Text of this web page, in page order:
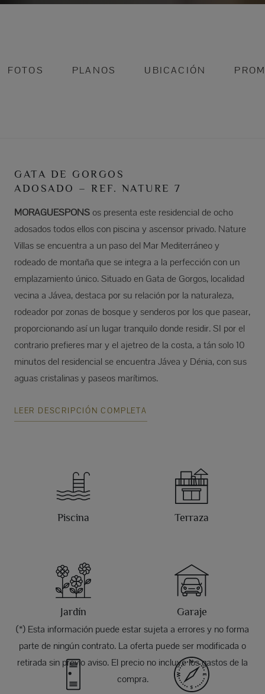
FOTOS PLANOS UBICACIÓN
GATA DE GORGOS
ADOSADO – REF. NATURE 7
MORAGUESPONS os presenta este residencial de ocho
adosados todos ellos con piscina y ascensor privado. Nature
Villas se encuentra a un paso del Mar Mediterráneo y
rodeado de montaña que se integra a la perfección con un
emplazamiento único. Situado en Gata de Gorgos, localidad
vecina a Jávea, destaca por su relación por la naturaleza,
rodeador por zonas de bosque y senderos por los que pasear,
proporcionando así un lugar tranquilo donde residir. SI por el
contrario prefieres mar y el ajetreo de la costa, a tán solo 10
minutos del residencial se encuentra Jávea y Dénia, con sus
aguas cristalinas y paseos marítimos.
LEER DESCRIPCIÓN COMPLETA
Piscina Terraza
Jardín Garaje
(*) Esta información puede estar sujeta a errores y no forma
parte de ningún contrato. La oferta puede ser modificada o
retirada sin previo aviso. El precio no incluye los gastos de la
compra.